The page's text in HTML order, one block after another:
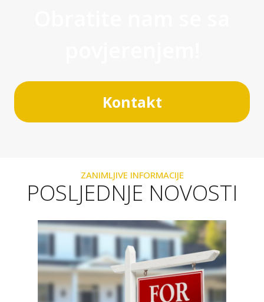
Kontakt
ZANIMLJIVE INFORMACIJE
POSLJEDNJE NOVOSTI